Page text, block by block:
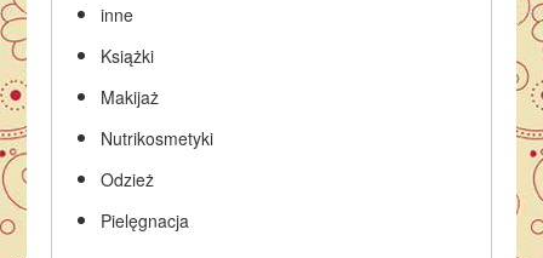
inne
Książki
Makijaż
Nutrikosmetyki
Odzież
Pielęgnacja